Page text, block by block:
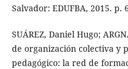
Salvador: EDUFBA, 2015. p.
SUÁREZ, Daniel Hugo;
de organización colectiva y
pedagógico: la red de